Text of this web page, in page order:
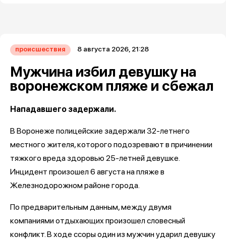
происшествия 8 августа 2026, 21:28
Мужчина избил девушку на
воронежском пляже и сбежал
Нападавшего задержали.
В Воронеже полицейские задержали 32-летнего
местного жителя, которого подозревают в причинении
тяжкого вреда здоровью 25-летней девушке.
Инцидент произошел 6 августа на пляже в
Железнодорожном районе города.
По предварительным данным, между двумя
компаниями отдыхающих произошел словесный
конфликт. В ходе ссоры один из мужчин ударил девушку